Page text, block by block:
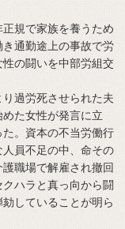
規で家族を養うため
通勤途上の事故で労
の闘いを中部労組交
過労死させられた夫
た女性が発言に立
。資本の不当労働行
員不足の中、命その
職場で解雇され撤回
ハラと真っ向から闘
していることが明ら